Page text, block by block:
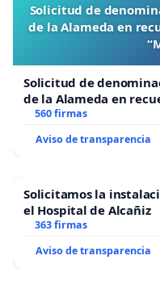
Solicitud de
de la Alameda en
Solicitud de
de la Alameda en
“Mazinger”
560 firmas
Aviso de transparencia
Solicitamos la
el Hospital de Alcañiz
363 firmas
Aviso de transparencia